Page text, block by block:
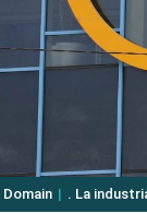
Domain . La